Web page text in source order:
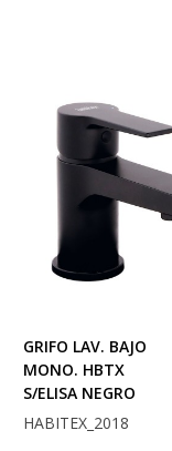
GRIFO LAV. BAJO
MONO. HBTX
S/ELISA NEGRO
HABITEX_2018